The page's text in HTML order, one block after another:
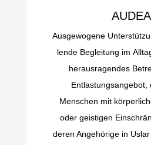
AUDEA
Ausgewogene
lende Begleitung im
herausragendes
Entlastungsangebot,
Menschen mit
oder geistigen
deren Angehörige in